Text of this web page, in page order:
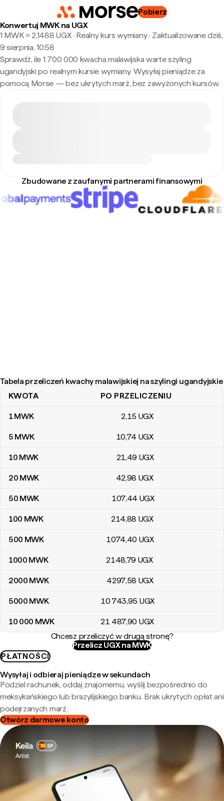
Pobierz
Konwertuj MWK na UGX
1 MWK ≈ 2,1488 UGX · Realny kurs wymiany· Zaktualizowane dziś,
9 sierpnia, 10:58
Sprawdź, ile 1 700 000 kwacha malawijska warte szyling
ugandyjski po realnym kursie wymiany. Wysyłaj pieniądze za
pomocą Morse — bez ukrytych marż, bez zawyżonych kursów.
Zbudowane z zaufanymi partnerami finansowymi
Tabela przeliczeń kwachy malawijskiej na szylingi ugandyjskie
Tabela przeliczeń kwachy malawijskiej na szylingi ugandyjskie
KWOTA PO PRZELICZENIU
1MWK 2,15 UGX
5 MWK 10,74 UGX
10 MWK 21,49 UGX
20 MWK 42,98 UGX
50 MWK 107,44 UGX
100 MWK 214,88 UGX
500 MWK 1074,40 UGX
1000 MWK 2148,79 UGX
2000 MWK 4297,58 UGX
5000 MWK 10 743,95 UGX
10 000 MWK 21 487,90 UGX
Chcesz przeliczyć w drugą stronę?
Przelicz UGX na MWK
PŁATNOŚCI
Wysyłaj i odbieraj pieniądze w sekundach
Podziel rachunek, oddaj znajomemu, wyślij bezpośrednio do
meksykańskiego lub brazylijskiego banku. Brak ukrytych opłat ani
podejrzanych marż.
Otwórz darmowe konto